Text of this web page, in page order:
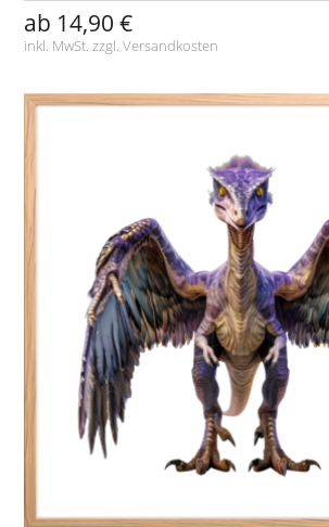
ab 14,90 €
inkl. MwSt. zzgl.Versandkosten